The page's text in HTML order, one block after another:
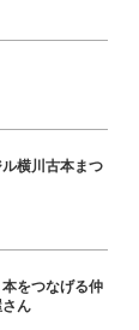
横川古本まつ
本をつなげる仲
ん